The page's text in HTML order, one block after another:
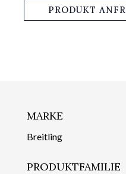
PRODUKT
MARKE
Breitling
PRODUKTFAMILIE